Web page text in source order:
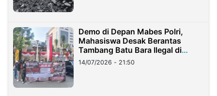
Demo di Depan Mabes Polri,
Mahasiswa Desak Berantas
Tambang Batu Bara Ilegal di
Lampung
14/07/2026 - 21:50